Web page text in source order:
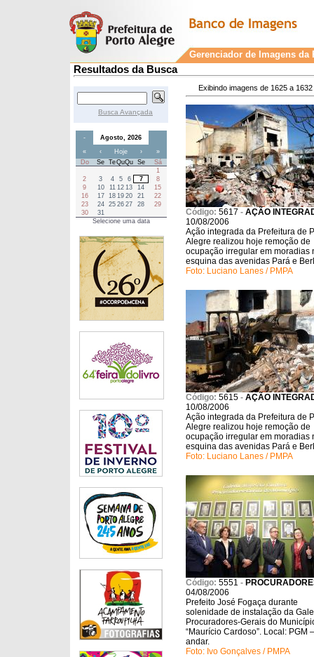
Gerenciador de Imagens da
Resultados da Busca
Exibindo imagens de 1625 a 1632
Código: 5617 - AÇÃO
10/08/2006
Ação integrada da Prefeitura de
Alegre realizou hoje remoção de
ocupação irregular em moradias
esquina das avenidas Pará e
Foto: Luciano Lanes / PMPA
Código: 5615 - AÇÃO
10/08/2006
Ação integrada da Prefeitura de
Alegre realizou hoje remoção de
ocupação irregular em moradias
esquina das avenidas Pará e
Foto: Luciano Lanes / PMPA
Código: 5551 -
04/08/2006
Prefeito José Fogaça durante
solenidade de instalação da
Procuradores-Gerais do
“Maurício Cardoso”. Local: PGM
andar.
Foto: Ivo Gonçalves / PMPA
Busca Avançada
-
Agosto, 2026
«
‹ Hoje ›
»
Do
Se TeQuQu Se
Sá
1
2
3 4 5 6 7
8
9
10 11 12 13 14
15
16
17 18 19 20 21
22
23
24 25 26 27 28
29
30
31
Selecione uma data